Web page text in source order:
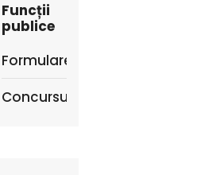
Funcții
publice
Formulare
Concursuri